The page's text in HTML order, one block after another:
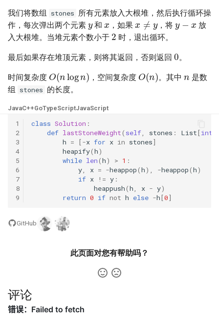
24. 反转链表
25. 合并两个排序的链表
26. 树的子结构
28. 对称的二叉树
29. 顺时针打印矩阵
30. 包含 min 函数的栈
31. 栈的压入、弹出序列
32.1. 从上到下打印二叉树
32.3. 从上到下打印二叉树 III
33. 二叉搜索树的后序遍历序
列
20. 回文子字符串的个数
21. 删除链表的倒数第 n 个结
点
22. 链表中环的入口节点
23. 两个链表的第一个重合节
24. 反转链表
25. 链表中的两数相加
26. 重排链表
27. 回文链表
30. 插入、删除和随机访问都
是 O(1) 的容器
3.5. 栈排序
3.6. 动物收容所
4.2. 最小高度树
4.3. 特定深度节点链表
4.4. 检查平衡性
4.5. 合法二叉搜索树
4.6. 后继者
4.9. 二叉搜索树序列
5.1. 插入
我们将数组 stones
所有元素放入大根堆，然后执行循环操
作，每次弹出两个元素
y
和
x
，如果
x≠y
，将
y−x
放
入大根堆。当堆元素个数小于
2
时，退出循环。
最后如果存在堆顶元素，则将其返回，否则返回 。
时间复杂度
O ( log n
，空间复杂度
O ( n)
。其中
是数
组
stones 的长度。
JavaC++GoTypeScriptJavaScript
1
2
3
4
5
6
7
8
9
class Solution :
def lastStoneWeight( self, stones : List[int
h = [-x for x in stones]
heapify(h)
while len(h) > 1 :
y, x = -heappop(h), -heappop(h)
if x != y :
heappush(h, x - y)
return 0 if not h else -h[0]
GitHub
此页面对您有帮助吗？
评论